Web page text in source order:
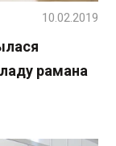
рамана
10.02.2019